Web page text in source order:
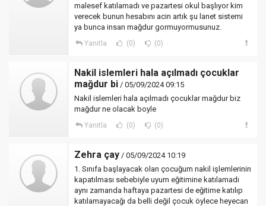
malesef katılamadı ve pazartesi okul başlıyor kim
verecek bunun hesabını acin artık şu lanet sistemi
ya bunca insan mağdur gormuyormusunuz.
Yanıtla (0) (0)
Nakil islemleri hala açılmadı çocuklar
mağdur bi / 05/09/2024 09:15
Nakil islemleri hala açılmadı çocuklar mağdur biz
mağdur ne olacak boyle
Yanıtla (0) (0)
Zehra çay / 05/09/2024 10:19
1. Sınıfa başlayacak olan çocuğum nakil işlemlerinin
kapatılması sebebiyle uyum eğitimine katılamadı
aynı zamanda haftaya pazartesi de eğitime katılıp
katılamayacağı da belli değil çocuk öylece heyecan